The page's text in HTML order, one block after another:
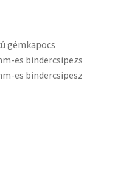
gémkapocs
es bindercsipezs
es bindercsipesz